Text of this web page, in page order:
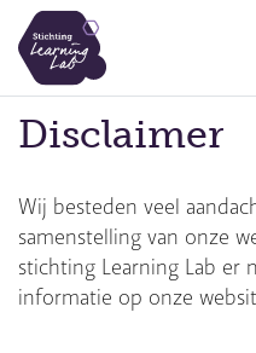
Overslaan
en
naar
de
inhoud
Disclaimer
Wij besteden veel
samenstelling van onze
stichting Learning Lab er
informatie op onze